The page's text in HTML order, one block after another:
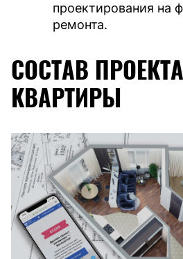
проектирования на
ремонта.
СОСТАВ
КВАРТИРЫ